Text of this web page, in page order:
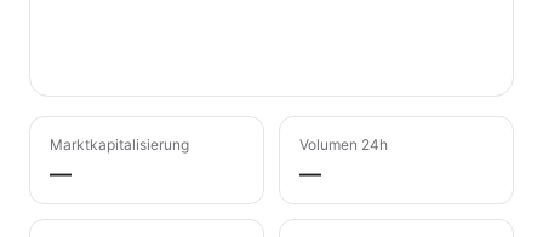
Marktkapitalisierung
—
Volumen 24h
—